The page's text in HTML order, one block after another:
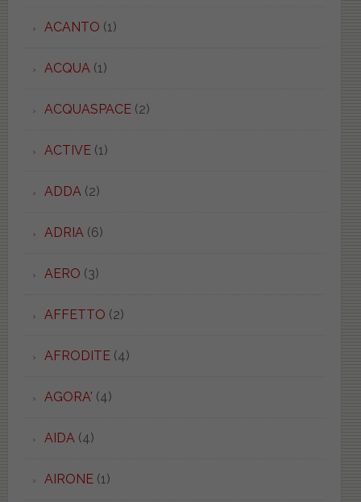
ACANTO (1)
ACQUA(1)
ACQUASPACE(2)
ACTIVE(1)
ADDA(2)
ADRIA(6)
AERO (3)
AFFETTO (2)
AFRODITE(4)
AGORA' (4)
AIDA(4)
AIRONE(1)